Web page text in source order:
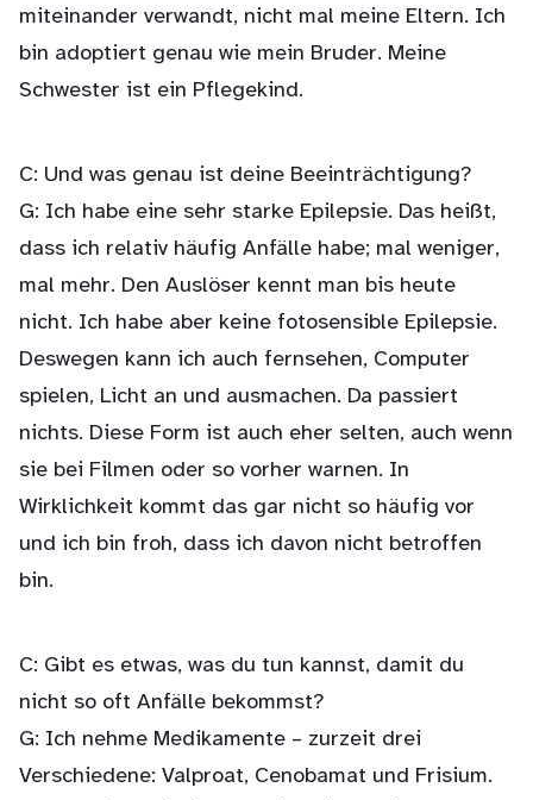
miteinander verwandt, nicht mal meine Eltern. Ich
bin adoptiert genau wie mein Bruder. Meine
Schwester ist ein Pflegekind.
C: Und was genau ist deine Beeinträchtigung?
G: Ich habe eine sehr starke Epilepsie. Das heißt,
dass ich relativ häufig Anfälle habe; mal weniger,
mal mehr. Den Auslöser kennt man bis heute
nicht. Ich habe aber keine fotosensible Epilepsie.
Deswegen kann ich auch fernsehen, Computer
spielen, Licht an und ausmachen. Da passiert
nichts. Diese Form ist auch eher selten, auch wenn
sie bei Filmen oder so vorher warnen. In
Wirklichkeit kommt das gar nicht so häufig vor
und ich bin froh, dass ich davon nicht betroffen
bin.
C: Gibt es etwas, was du tun kannst, damit du
nicht so oft Anfälle bekommst?
G: Ich nehme Medikamente – zurzeit drei
Verschiedene: Valproat, Cenobamat und Frisium.